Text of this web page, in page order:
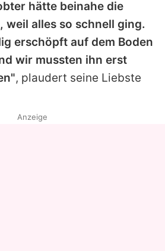
hätte beinahe die
weil alles so schnell ging.
erschöpft auf dem Boden
wir mussten ihn erst
, plaudert seine Liebste
Anzeige